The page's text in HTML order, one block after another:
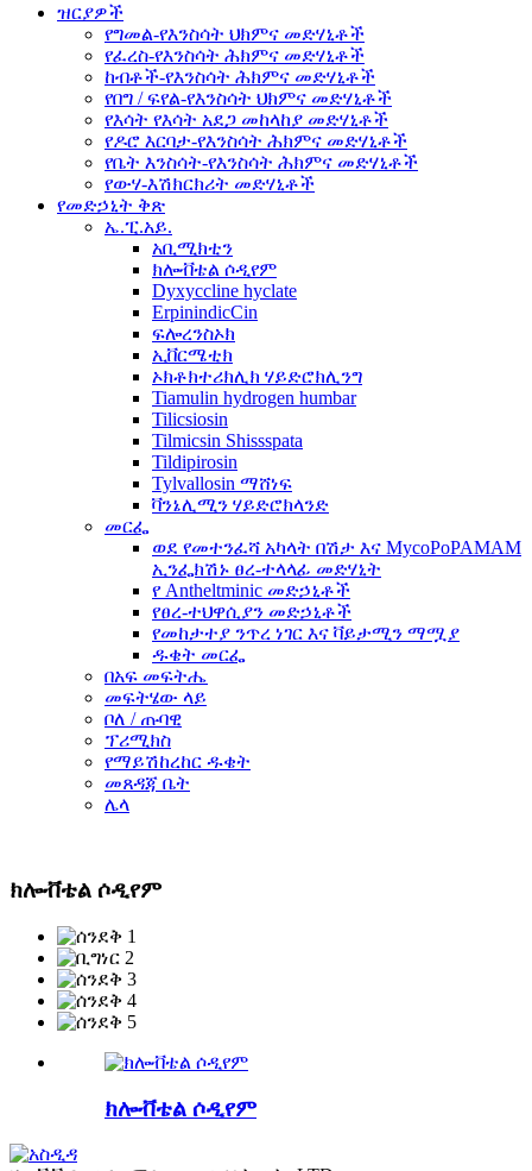
ዝርያዎች
የግመል-የእንስሳት ህክምና መድሃኒቶች
የፈረስ-የእንስሳት ሕክምና መድሃኒቶች
ከብቶች-የእንስሳት ሕክምና መድሃኒቶች
የበግ / ፍየል-የእንስሳት ህክምና መድሃኒቶች
የእሳት የእሳት አደጋ መከላከያ መድሃኒቶች
የዶሮ እርባታ-የእንስሳት ሕክምና መድሃኒቶች
የቤት እንስሳት-የእንስሳት ሕክምና መድሃኒቶች
የውሃ-እሽክርክሪት መድሃኒቶች
የመድኃኒት ቅጽ
ኤ.ፒ.አይ.
አቢሚክቲን
ክሎቭቴል ሶዲየም
Dyxyccline hyclate
ErpinindicCin
ፍሎረንስኦክ
ኢቨርሜቲክ
ኦክቶክተሪክሊክ ሃይድሮክሊንግ
Tiamulin hydrogen humbar
Tilicsiosin
Tilmicsin Shissspata
Tildipirosin
Tylvallosin ማሸነፍ
ቫንኔሊሚን ሃይድሮክላንድ
መርፌ
ወደ የመተንፈሻ አካላት በሽታ እና MycoPoPAMAM
ኢንፌክሽኑ ፀረ-ተላላፊ መድሃኒት
የ Antheltminic መድኃኒቶች
የፀረ-ተህዋሲያን መድኃኒቶች
የመከታተያ ንጥረ ነገር እና ቫይታሚን ማሟያ
ዱቄት መርፌ
በአፍ መፍትሔ
መፍትሄው ላይ
ቦለ / ጡባዊ
ፕሪሚክስ
የማይሽከረከር ዱቄት
መጸዳጃ ቤት
ሌላ
ክሎቭቴል ሶዲየም
ክሎቭቴል ሶዲየም